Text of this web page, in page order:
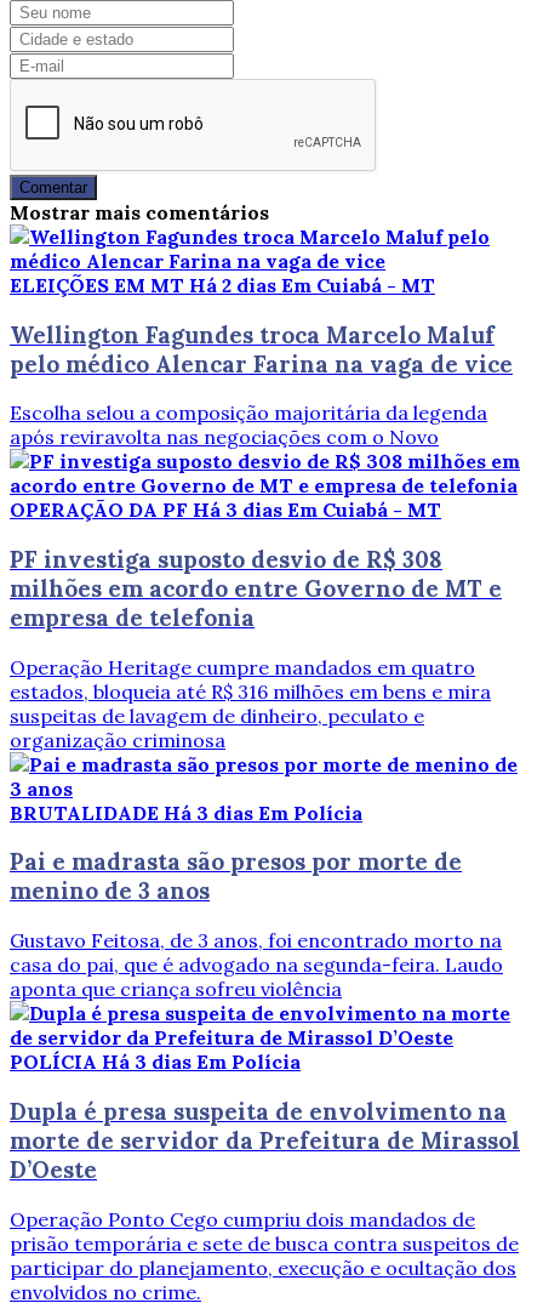
Comentar
Mostrar mais comentários
ELEIÇÕES EM MT Há 2 dias Em Cuiabá - MT
Wellington Fagundes troca Marcelo Maluf
pelo médico Alencar Farina na vaga de vice
Escolha selou a composição majoritária da legenda
após reviravolta nas negociações com o Novo
OPERAÇÃO DA PF Há 3 dias Em Cuiabá - MT
PF investiga suposto desvio de R$ 308
milhões em acordo entre Governo de MT e
empresa de telefonia
Operação Heritage cumpre mandados em quatro
estados, bloqueia até R$ 316 milhões em bens e mira
suspeitas de lavagem de dinheiro, peculato e
organização criminosa
BRUTALIDADE Há 3 dias Em Polícia
Pai e madrasta são presos por morte de
menino de 3 anos
Gustavo Feitosa, de 3 anos, foi encontrado morto na
casa do pai, que é advogado na segunda-feira. Laudo
aponta que criança sofreu violência
POLÍCIA Há 3 dias Em Polícia
Dupla é presa suspeita de envolvimento na
morte de servidor da Prefeitura de Mirassol
D’Oeste
Operação Ponto Cego cumpriu dois mandados de
prisão temporária e sete de busca contra suspeitos de
participar do planejamento, execução e ocultação dos
envolvidos no crime.